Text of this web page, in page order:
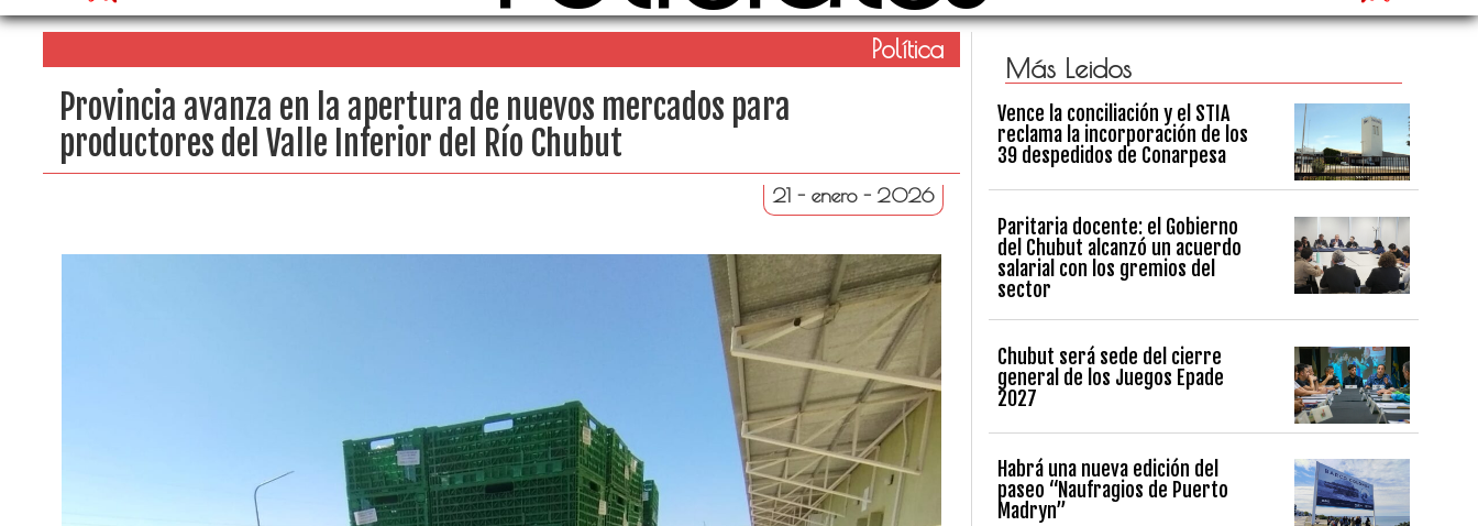
Política
Provincia avanza en la apertura de nuevos mercados para
productores del Valle Inferior del Río Chubut
21 - enero - 2026
Más Leidos
Vence la conciliación y el STIA
reclama la incorporación de los
39 despedidos de Conarpesa
Paritaria docente: el Gobierno
del Chubut alcanzó un acuerdo
salarial con los gremios del
sector
Chubut será sede del cierre
general de los Juegos Epade
2027
Habrá una nueva edición del
paseo “Naufragios de Puerto
Madryn”